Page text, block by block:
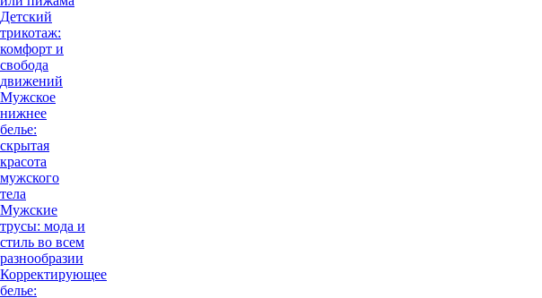
Детский
трикотаж:
комфорт и
свобода
движений
Мужское
нижнее
белье:
скрытая
красота
мужского
тела
Мужские
трусы: мода и
стиль во всем
разнообразии
Корректирующее
белье: